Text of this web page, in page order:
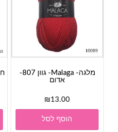
מלגה- Malaga- גוון 807-
אדום
₪13.00
הוסף לסל